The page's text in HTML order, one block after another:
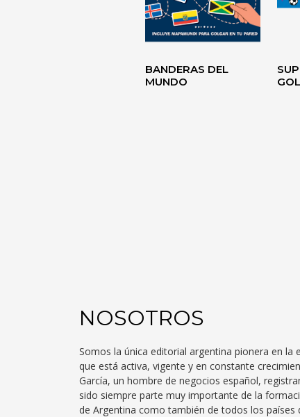
PERSONAL>
BANDERAS DEL
MUNDO
GOL
NOSOTROS
Somos la única editorial argentina pionera en la
que está activa, vigente y en constante
García, un hombre de negocios español,
sido siempre parte muy importante de la
de Argentina como también de todos los países